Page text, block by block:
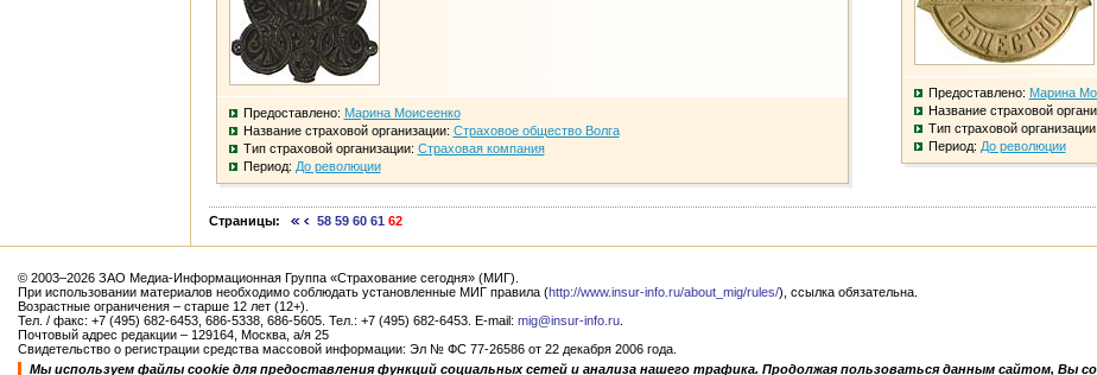
Предоставлено: Марина Моисеенко
Название страховой организации: Страховое общество Волга
Тип страховой организации: Страховая компания
Период: До революции
Предоставлено: Марина
Название страховой
Тип страховой организации:
Период: До революции
Страницы: 58 59 60 61 62
© 2003–2026 ЗАО Медиа-Информационная Группа «Страхование сегодня» (МИГ).
При использовании материалов необходимо соблюдать установленные МИГ правила (http://www.insur-info.ru/about_mig/rules/), ссылка обязательна.
Возрастные ограничения – старше 12 лет (12+).
Тел. / факс: +7 (495) 682-6453, 686-5338, 686-5605. Тел.: +7 (495) 682-6453. E-mail: mig@insur-info.ru
Почтовый адрес редакции – 129164, Москва, а/я 25
Свидетельство о регистрации средства массовой информации: Эл № ФС 77-26586 от 22 декабря 2006 года.
Мы используем файлы cookie для предоставления функций социальных сетей и анализа нашего трафика. Продолжая пользоваться данным сайтом, Вы